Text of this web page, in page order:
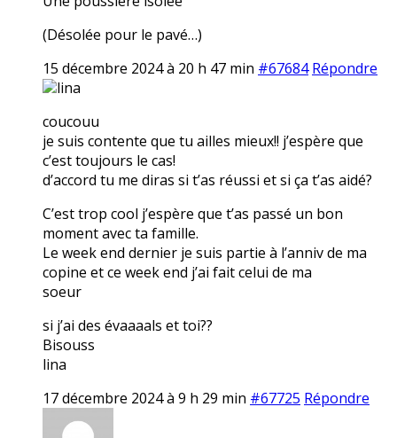
(Désolée pour le pavé…)
15 décembre 2024 à 20 h 47 min #67684 Répondre
lina
coucouu
je suis contente que tu ailles mieux!! j’espère que
c’est toujours le cas!
d’accord tu me diras si t’as réussi et si ça t’as aidé?
C’est trop cool j’espère que t’as passé un bon
moment avec ta famille.
Le week end dernier je suis partie à l’anniv de ma
copine et ce week end j’ai fait celui de ma
soeur
si j’ai des évaaaals et toi??
Bisouss
lina
17 décembre 2024 à 9 h 29 min #67725 Répondre